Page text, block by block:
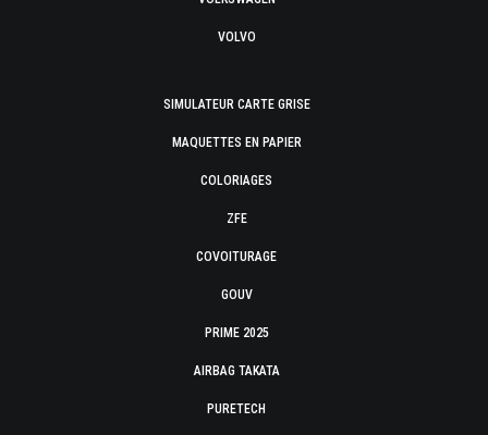
VOLVO
SIMULATEUR CARTE GRISE
MAQUETTES EN PAPIER
COLORIAGES
ZFE
COVOITURAGE
GOUV
PRIME 2025
AIRBAG TAKATA
PURETECH